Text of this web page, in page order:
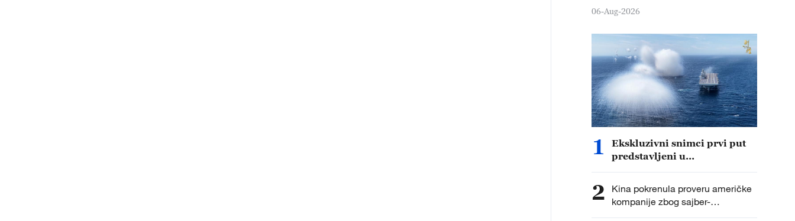
dana
06-Aug-2026
1
Ekskluzivni snimci prvi put
predstavljeni u
2
Kina pokrenula proveru američke
kompanije zbog sajber-
bezbednosti